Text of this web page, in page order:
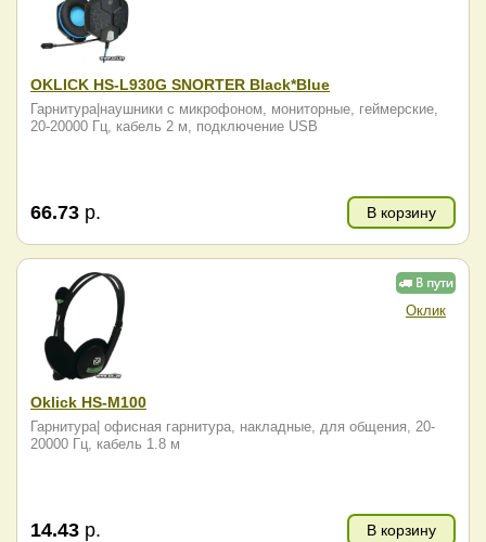
OKLICK HS-L930G SNORTER Black*Blue
Гарнитура|наушники с микрофоном, мониторные, геймерские,
20-20000 Гц, кабель 2 м, подключение USB
66.73 р. В корзину
Оклик
Oklick HS-M100
Гарнитура| офисная гарнитура, накладные, для общения, 20-
20000 Гц, кабель 1.8 м
14.43 р. В корзину